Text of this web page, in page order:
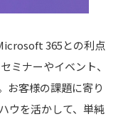
365との利点
ミナーやイベント、
お客様の課題に寄り
を活かして、 単純